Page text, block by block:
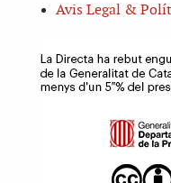
Avis Legal &